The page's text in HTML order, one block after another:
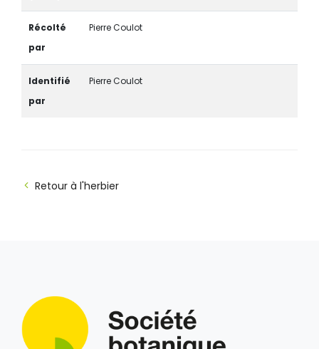
Récolté
par
Pierre Coulot
Identifié
par
Pierre Coulot
Retour à l'herbier